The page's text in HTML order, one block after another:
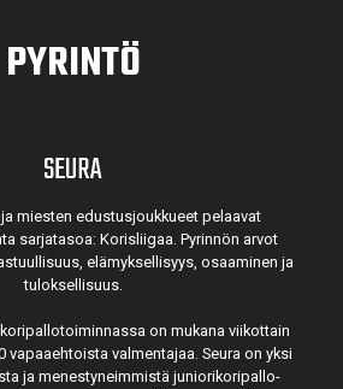
PYRINTÖ
SEURA
miesten edustusjoukkueet pelaavat
sarjatasoa: Korisliigaa. Pyrinnön arvot
elämyk­sellisyys, osaaminen ja
tulok­sellisuus.
on mukana viikottain
vapaa­ehtoista valmen­tajaa. Seura on yksi
ja menes­tyneim­mistä juni­ori­kori­pallo­